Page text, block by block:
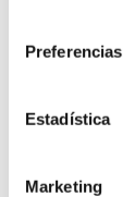
Preferencias
Estadística
Marketing